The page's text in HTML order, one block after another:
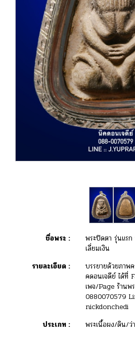
ชื่อพระ :
พระปิดตา รุ่นแร
เลี่ยมเงิน
รายละเอียด :
บรรยายด้วยภา
คดอนเจดีย์ ได้ที่
เพจ/Page ร้านพ
0880070579
nickdonchedi
ประเภท :
พระเนื้อผง/ดิน/ว่